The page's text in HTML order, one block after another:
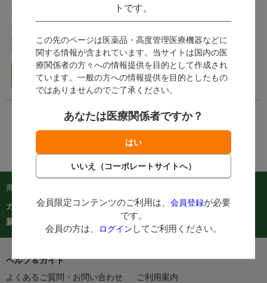
トです。
この先のページは医薬品・高度管理医療機器などに
関する情報が含まれています。当サイトは国内の医
療関係者の方々への情報提供を目的として作成され
ています。一般の方への情報提供を目的としたもの
ではありませんのでご了承ください。
あなたは医療関係者ですか？
会員限定コンテンツのご利用は、 会員登録が必要
です。
会員の方は、
ログイン してご利用ください。
数量：
本
カートに入れる
商品を探す：
カテゴリーから探す
商品コードからご注文
在庫処分市
新着商品
人気商品TOP40 カタログ
ヘルプ＆ガイド
よくあるご質問・お問い合わせ
ご利用案内